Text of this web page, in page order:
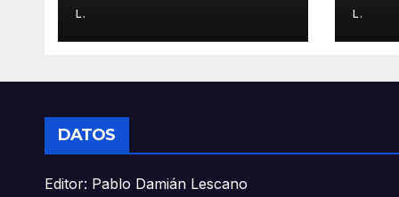
L. L.
DATOS
Editor: Pablo Damián Lescano